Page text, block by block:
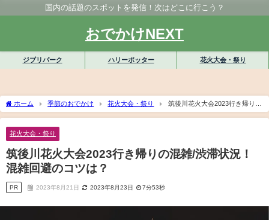
国内の話題のスポットを発信！次はどこに行こう？
おでかけNEXT
ジブリパーク ハリーポッター 花火大会・祭り
ホーム 季節のおでかけ 花火大会・祭り
筑後川花火大会2023行き帰りの
混雑/渋滞状況！混雑回避のコツは？
花火大会・祭り
筑後川花火大会2023行き帰りの混雑/渋滞状況！
混雑回避のコツは？
PR 2023年8月21日 2023年8月23日 7分53秒